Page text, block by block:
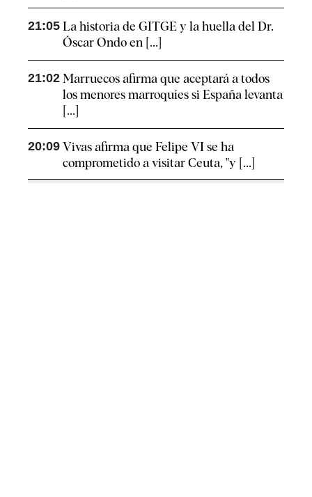
21:05 La historia de GITGE y la huella del Dr.
Óscar Ondo en [...]
21:02 Marruecos afirma que aceptará a todos
los menores marroquíes si España levanta
[...]
20:09 Vivas afirma que Felipe VI se ha
comprometido a visitar Ceuta, "y [...]